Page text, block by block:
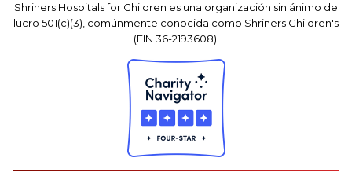
Shriners Hospitals for Children es una organización sin ánimo de
lucro 501(c)(3), comúnmente conocida como Shriners Children's
(EIN 36-2193608).